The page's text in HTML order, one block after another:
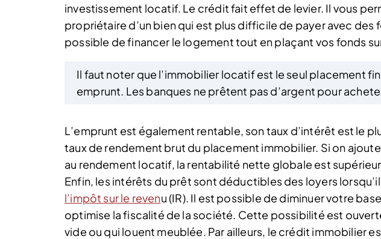
investissement locatif. Le crédit fait effet de levier. Il vous
propriétaire d’un bien qui est plus difficile de payer avec des
possible de financer le logement tout en plaçant vos fonds
Il faut noter que l’immobilier locatif est le seul placement
emprunt. Les banques ne prêtent pas d’argent pour
L’emprunt est également rentable, son taux d’intérêt est le
taux de rendement brut du placement immobilier. Si on
au rendement locatif, la rentabilité nette globale est
Enfin, les intérêts du prêt sont déductibles des loyers
l’impôt sur le revenu (IR). Il est possible de diminuer votre
optimise la fiscalité de la société. Cette possibilité est
vide ou qui louent meublée. Par ailleurs, le crédit immobilier